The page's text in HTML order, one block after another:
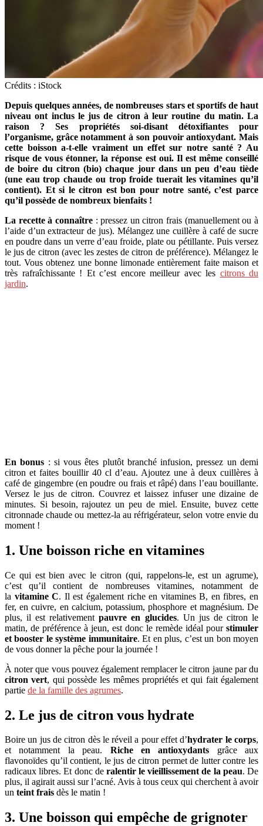
Crédits : iStock
Depuis quelques années, de nombreuses stars et sportifs de haut
niveau ont inclus le jus de citron à leur routine du matin. La
raison ? Ses propriétés soi-disant détoxifiantes pour
l’organisme, grâce notamment à son pouvoir antioxydant. Mais
cette boisson a-t-elle vraiment un effet sur notre santé ? Au
risque de vous étonner, la réponse est oui. Il est même conseillé
de boire du citron (bio) chaque jour dans un peu d’eau tiède
(une eau trop chaude ou trop froide tuerait les vitamines qu’il
contient). Et si le citron est bon pour notre santé, c’est parce
qu’il possède de nombreux bienfaits !
La recette à connaître: pressez un citron frais (manuellement ou à
l’aide d’un extracteur de jus). Mélangez une cuillère à café de sucre
en poudre dans un verre d’eau froide, plate ou pétillante. Puis versez
le jus de citron (avec les zestes de citron de préférence). Mélangez le
tout. Vous obtenez une bonne limonade entièrement faite maison et
très rafraîchissante ! Et c’est encore meilleur avec les citrons du
jardin.
En bonus : si vous êtes plutôt branché infusion, pressez un demi
citron et faites bouillir 40 cl d’eau. Ajoutez une à deux cuillères à
café de gingembre (en poudre ou frais et râpé) dans l’eau bouillante.
Versez le jus de citron. Couvrez et laissez infuser une dizaine de
minutes. Si besoin, rajoutez un peu de miel. Ensuite, buvez cette
citronnade chaude ou mettez-la au réfrigérateur, selon votre envie du
moment !
1. Une boisson riche en vitamines
Ce qui est bien avec le citron (qui, rappelons-le, est un agrume),
c’est qu’il contient de nombreuses vitamines, notamment de
la vitamine C. Il est également riche en vitamines B, en fibres, en
fer, en cuivre, en calcium, potassium, phosphore et magnésium. De
plus, il est relativementpauvre en glucides. Un jus de citron le
matin, de préférence à jeun, est donc le remède idéal pour stimuler
et booster le système immunitaire. Et en plus, c’est un bon moyen
de vous donner la pêche pour la journée !
À noter que vous pouvez également remplacer le citron jaune par du
citron vert, qui possède les mêmes propriétés et qui fait également
partie de la famille des agrumes.
2. Le jus de citron vous hydrate
Boire un jus de citron dès le réveil a pour effet d’hydrater le corps,
et notamment la peau. Riche en antioxydants grâce aux
flavonoïdes qu’il contient, le jus de citron permet de lutter contre les
radicaux libres. Et donc de ralentir le vieillissement de la peau. De
plus, il agirait aussi sur l’acné. Avis à tous ceux qui cherchent à avoir
un teint frais dès le matin !
3. Une boisson qui empêche de grignoter